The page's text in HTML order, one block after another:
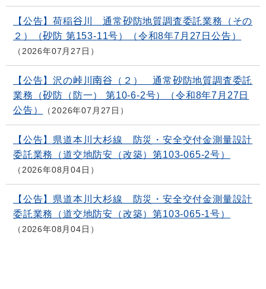
【公告】荷稲谷川 通常砂防地質調査委託業務（その
２）（砂防 第153-11号）（令和8年7月27日公告）
2026年07月27日
【公告】沢の峠川南谷（２） 通常砂防地質調査委託
業務（砂防（防一） 第10-6-2号）（令和8年7月27日
公告）
2026年07月27日
【公告】県道本川大杉線 防災・安全交付金測量設計
委託業務（道交地防安（改築）第103-065-2号）
2026年08月04日
【公告】県道本川大杉線 防災・安全交付金測量設計
委託業務（道交地防安（改築）第103-065-1号）
2026年08月04日